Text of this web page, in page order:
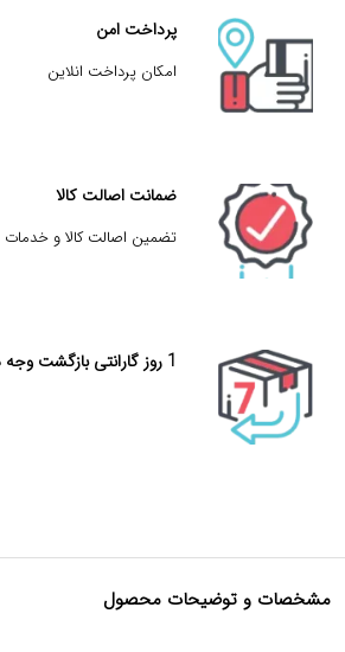
پرداخت امن
امکان پرداخت انلاین
ضمانت اصالت کالا
تضمین اصالت کالا و خدمات
1 روز گارانتی بازگشت وجه در صورت خرابی کالا
مشخصات و توضیحات محصول